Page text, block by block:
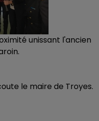
unissant l'ancien
le maire de Troyes.